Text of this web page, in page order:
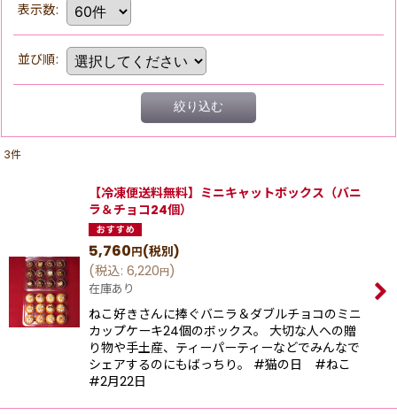
表示数:
並び順:
絞り込む
3件
【冷凍便送料無料】ミニキャットボックス（バニ
ラ＆チョコ24個）
5,760円(税別)
(税込: 6,220円)
在庫あり
ねこ好きさんに捧ぐバニラ＆ダブルチョコのミニ
カップケーキ24個のボックス。 大切な人への贈
り物や手土産、ティーパーティーなどでみんなで
シェアするのにもばっちり。 #猫の日 #ねこ
#2月22日